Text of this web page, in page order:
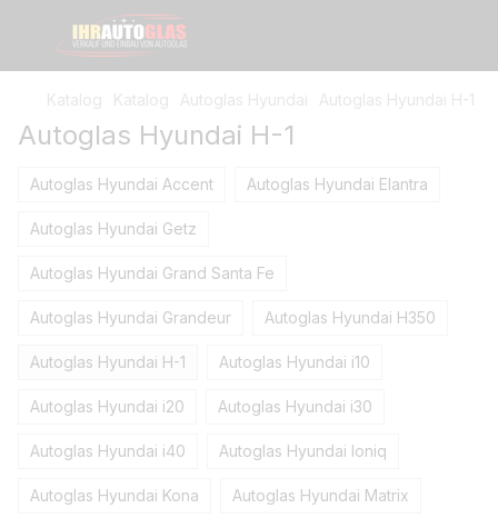
Katalog Katalog Autoglas Hyundai Autoglas Hyundai H-1
Autoglas Hyundai H-1
Autoglas Hyundai Accent Autoglas Hyundai Elantra
Autoglas Hyundai Getz
Autoglas Hyundai Grand Santa Fe
Autoglas Hyundai Grandeur Autoglas Hyundai H350
Autoglas Hyundai H-1 Autoglas Hyundai i10
Autoglas Hyundai i20 Autoglas Hyundai i30
Autoglas Hyundai i40 Autoglas Hyundai Ioniq
Autoglas Hyundai Kona Autoglas Hyundai Matrix